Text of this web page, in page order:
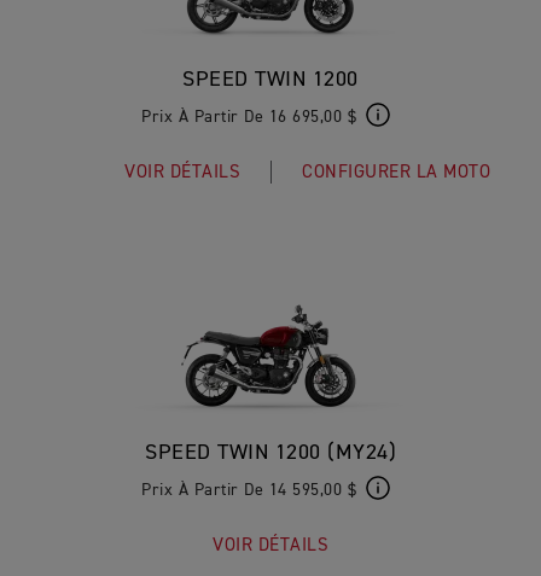
SPEED TWIN 1200
Prix À Partir De 16 695,00 $
VOIR DÉTAILS CONFIGURER LA MOTO
SPEED TWIN 1200 (MY24)
Prix À Partir De 14 595,00 $
VOIR DÉTAILS